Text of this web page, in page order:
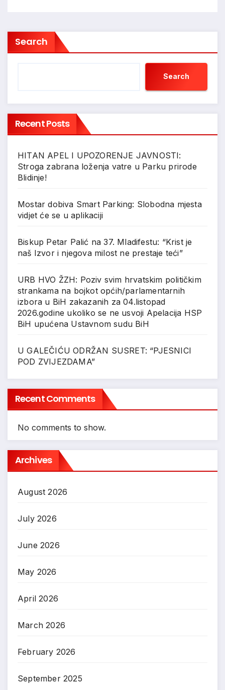
Search
Search
Recent Posts
HITAN APEL I UPOZORENJE JAVNOSTI:
Stroga zabrana loženja vatre u Parku prirode
Blidinje!
Mostar dobiva Smart Parking: Slobodna mjesta
vidjet će se u aplikaciji
Biskup Petar Palić na 37. Mladifestu: “Krist je
naš Izvor i njegova milost ne prestaje teći”
URB HVO ŽZH: Poziv svim hrvatskim političkim
strankama na bojkot općih/parlamentarnih
izbora u BiH zakazanih za 04.listopad
2026.godine ukoliko se ne usvoji Apelacija HSP
BiH upućena Ustavnom sudu BiH
U GALEČIĆU ODRŽAN SUSRET: “PJESNICI
POD ZVIJEZDAMA”
Recent Comments
No comments to show.
Archives
August 2026
July 2026
June 2026
May 2026
April 2026
March 2026
February 2026
September 2025